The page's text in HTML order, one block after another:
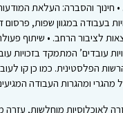
• חינוך והסברה: העלאת
בעבודה במגוון שפות,
לציבור הרחב. • שיתוף
עובדים’ המתמקד בזכויות
הפלסטינית. כמו כן קו
ומהגרות העבודה
לאוכלוסיות מוחלשות, עזרה